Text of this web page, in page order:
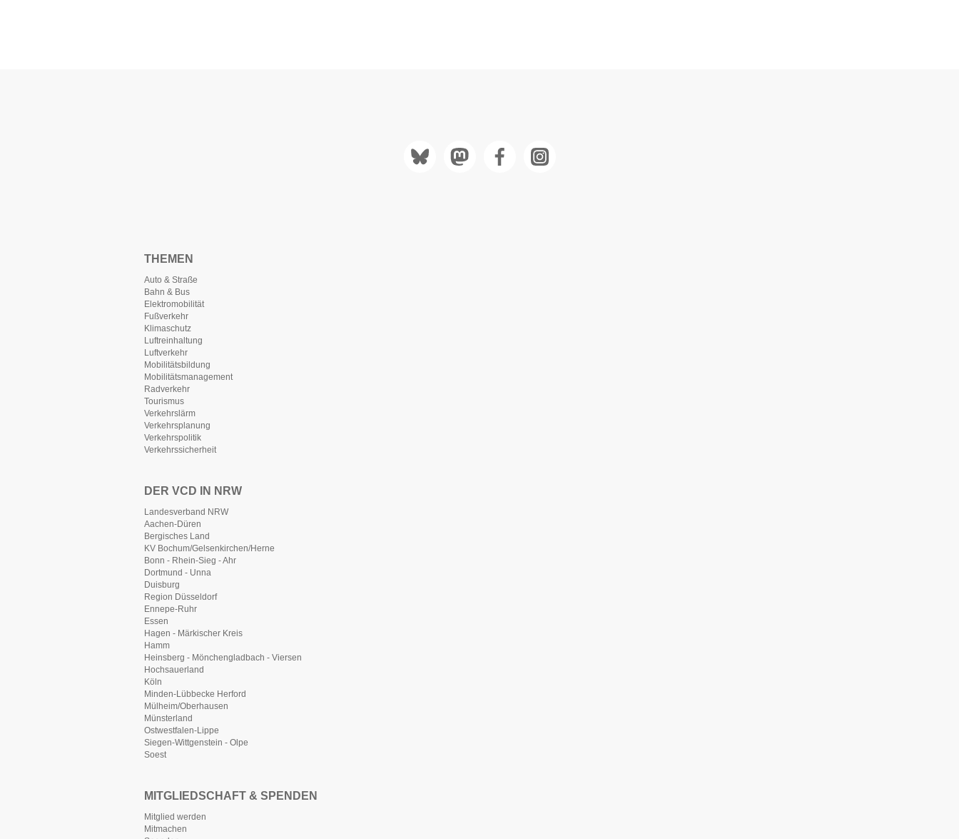
THEMEN
Auto & Straße
Bahn & Bus
Elektromobilität
Fußverkehr
Klimaschutz
Luftreinhaltung
Luftverkehr
Mobilitätsbildung
Mobilitätsmanagement
Radverkehr
Tourismus
Verkehrslärm
Verkehrsplanung
Verkehrspolitik
Verkehrssicherheit
DER VCD IN NRW
Landesverband NRW
Aachen-Düren
Bergisches Land
KV Bochum/Gelsenkirchen/Herne
Bonn - Rhein-Sieg - Ahr
Dortmund - Unna
Duisburg
Region Düsseldorf
Ennepe-Ruhr
Essen
Hagen - Märkischer Kreis
Hamm
Heinsberg - Mönchengladbach - Viersen
Hochsauerland
Köln
Minden-Lübbecke Herford
Mülheim/Oberhausen
Münsterland
Ostwestfalen-Lippe
Siegen-Wittgenstein - Olpe
Soest
MITGLIEDSCHAFT & SPENDEN
Mitglied werden
Mitmachen